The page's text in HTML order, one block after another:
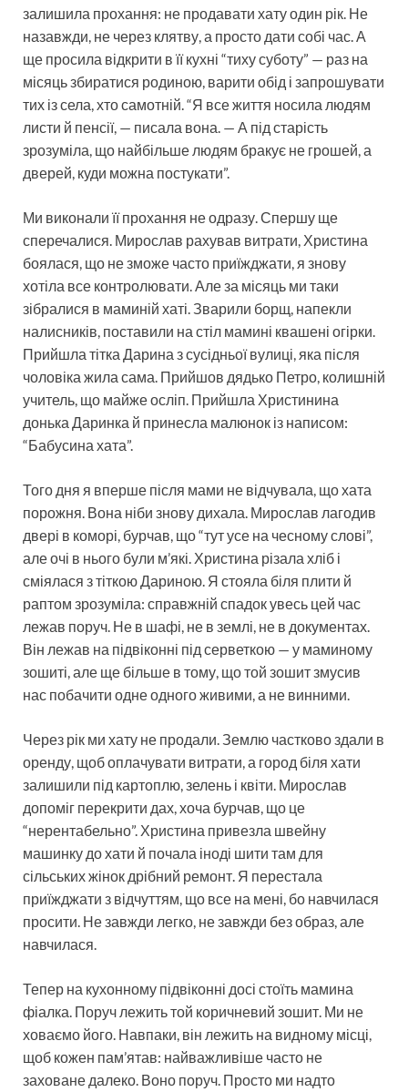
залишила прохання: не продавати хату один рік. Не
назавжди, не через клятву, а просто дати собі час. А
ще просила відкрити в її кухні “тиху суботу” — раз на
місяць збиратися родиною, варити обід і запрошувати
тих із села, хто самотній. “Я все життя носила людям
листи й пенсії, — писала вона. — А під старість
зрозуміла, що найбільше людям бракує не грошей, а
дверей, куди можна постукати”.
Ми виконали її прохання не одразу. Спершу ще
сперечалися. Мирослав рахував витрати, Христина
боялася, що не зможе часто приїжджати, я знову
хотіла все контролювати. Але за місяць ми таки
зібралися в маминій хаті. Зварили борщ, напекли
налисників, поставили на стіл мамині квашені огірки.
Прийшла тітка Дарина з сусідньої вулиці, яка після
чоловіка жила сама. Прийшов дядько Петро, колишній
учитель, що майже осліп. Прийшла Христинина
донька Даринка й принесла малюнок із написом:
“Бабусина хата”.
Того дня я вперше після мами не відчувала, що хата
порожня. Вона ніби знову дихала. Мирослав лагодив
двері в коморі, бурчав, що “тут усе на чесному слові”,
але очі в нього були м’які. Христина різала хліб і
сміялася з тіткою Дариною. Я стояла біля плити й
раптом зрозуміла: справжній спадок увесь цей час
лежав поруч. Не в шафі, не в землі, не в документах.
Він лежав на підвіконні під серветкою — у маминому
зошиті, але ще більше в тому, що той зошит змусив
нас побачити одне одного живими, а не винними.
Через рік ми хату не продали. Землю частково здали в
оренду, щоб оплачувати витрати, а город біля хати
залишили під картоплю, зелень і квіти. Мирослав
допоміг перекрити дах, хоча бурчав, що це
“нерентабельно”. Христина привезла швейну
машинку до хати й почала іноді шити там для
сільських жінок дрібний ремонт. Я перестала
приїжджати з відчуттям, що все на мені, бо навчилася
просити. Не завжди легко, не завжди без образ, але
навчилася.
Тепер на кухонному підвіконні досі стоїть мамина
фіалка. Поруч лежить той коричневий зошит. Ми не
ховаємо його. Навпаки, він лежить на видному місці,
щоб кожен пам’ятав: найважливіше часто не
заховане далеко. Воно поруч. Просто ми надто